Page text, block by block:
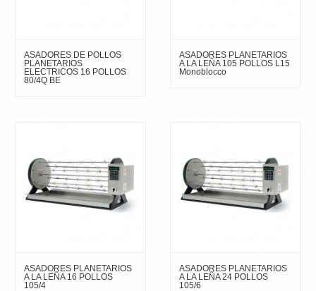
ASADORES DE POLLOS
PLANETARIOS
ELECTRICOS 16 POLLOS
80/4Q BE
ASADORES PLANETARIOS
A LA LEÑA 105 POLLOS L15
Monoblocco
ASADORES PLANETARIOS
A LA LEÑA 16 POLLOS
105/4
ASADORES PLANETARIOS
A LA LEÑA 24 POLLOS
105/6